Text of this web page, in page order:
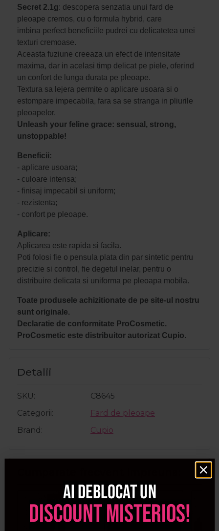
Secret 2.1g: descopera senzatia unui fard de
pleoape cremos, cu o formula hybrid, care
imbina perfect beneficiile pudrei cu delicatetea unei
texturi cremoase.
Aceasta fuziune creeaza un efect de intensitate
maxima, dar in acelasi timp delicat pe piele, oferind
un confort de lunga durata pe pleoape.
Textura sa lejera permite o aplicare usoara si o
estompare impecabila, fara sa se stranga in pliurile
pleoapelor.
Unleash your feline grace: sensual, strong,
unstoppable!
Beneficii:
- aplicare usoara;
- culoare intensa;
- finisaj impecabil si uniform;
- rezistenta;
- confort pe pleoape.
Aplicare:
Aplicarea este rapida si facila.
Poti folosi fie o pensula plata din par sintetic pentru
precizie si control, fie degetul inelar, pentru o
distribuire delicata si uniforma pe pleoapa mobila.
Toate produsele achizitionate de pe site-ul nostru
sunt originale.
Declaratie de conformitate ProCosmetic.
ProCosmetic este distribuitor autorizat Cupio.
Detalii
SKU
C8645
Categorii
Fard de pleoape
Brand
Cupio
Pret special
Ai deblocat un
discount misterios!